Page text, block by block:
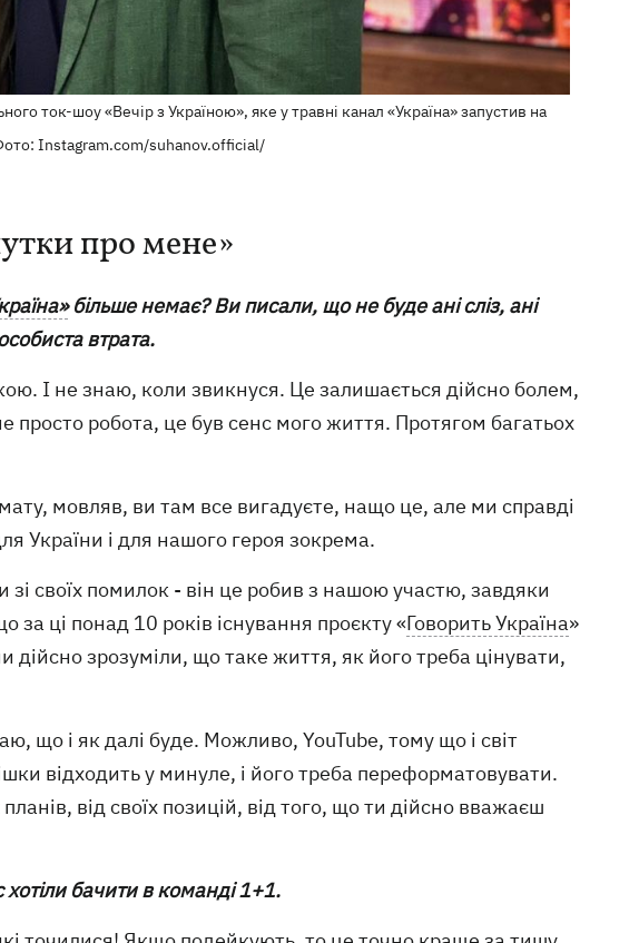
ток-шоу «Вечір з Україною», яке у травні канал «Україна» запустив на
Instagram.com/suhanov.official/
про мене»
більше немає? Ви писали, що не буде ані сліз, ані
втрата.
І не знаю, коли звикнуся. Це залишається дійсно болем,
робота, це був сенс мого життя. Протягом багатьох
мовляв, ви там все вигадуєте, нащо це, але ми справді
України і для нашого героя зокрема.
зі своїх помилок - він це робив з нашою участю, завдяки
ці понад 10 років існування проєкту «Говорить Україна»
дійсно зрозуміли, що таке життя, як його треба цінувати,
що і як далі буде. Можливо, YouTube, тому що і світ
відходить у минуле, і його треба переформатовувати.
від своїх позицій, від того, що ти дійсно вважаєш
бачити в команді 1+1.